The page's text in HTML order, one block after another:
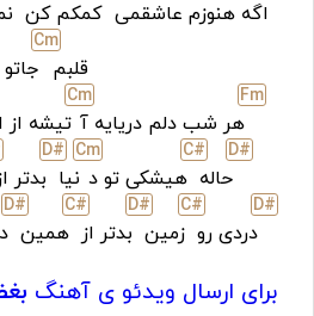
اگه هنوزم عاشقمی کمکم کن
قلبم
Cm
جاتو
Fm
هر شب دلم دریایه آ
Cm
تیشه از
D#
حاله
C#
هیشکی تو د
Cm
نیا
D#
بدتر از
D#
دردی رو
C#
زمین
D#
بدتر از
C#
همین
D#
برای ارسال ویدئو ی آهنگ